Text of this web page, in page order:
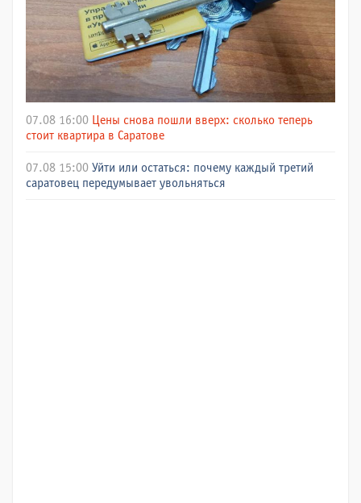
07.08 16:00 Цены снова пошли вверх: сколько теперь
стоит квартира в Саратове
07.08 15:00 Уйти или остаться: почему каждый третий
саратовец передумывает увольняться